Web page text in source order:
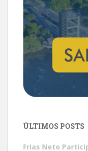
ÚLTIMOS POSTS
Frias Neto